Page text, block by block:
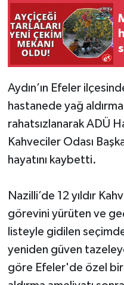
Aydın’ın Efeler
hastanede yağ
rahatsızlanarak ADÜ
Kahveciler Odası
hayatını kaybetti.
Nazilli’de 12 yıldır
görevini yürüten ve
listeyle gidilen
yeniden güven
göre Efeler'de özel